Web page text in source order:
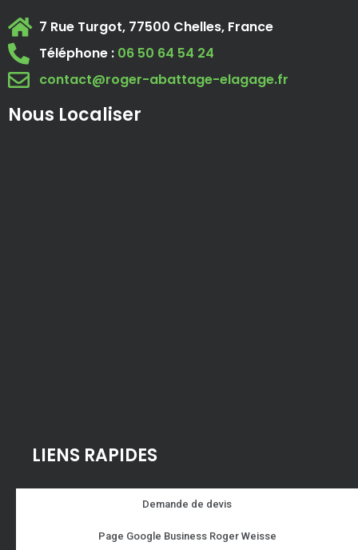
7 Rue Turgot, 77500 Chelles, France
Téléphone : 06 50 64 54 24
contact@roger-abattage-elagage.fr
Nous Localiser
LIENS RAPIDES
Demande de devis
Page Google Business Roger Weisse